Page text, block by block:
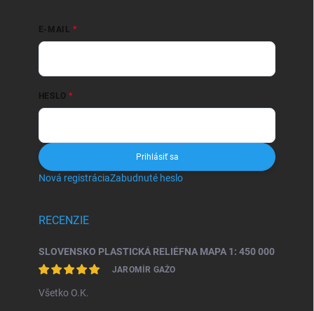
E-MAIL
HESLO
Prihlásiť sa
Nová registráciaZabudnuté heslo
RECENZIE
SLOVENSKO PLASTICKÁ RELIÉFNA MAPA 1: 450 000
JAROMÍR GAŽO
Všetko O.K.